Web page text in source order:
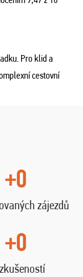
Pro klid a
cestovní
+0
zájezdů
+0